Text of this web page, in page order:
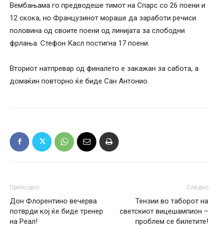
Вембањама го предводеше тимот на Спарс со 26 поени и
12 скока, но Французинот мораше да заработи речиси
половина од своите поени од линијата за слободни
фрлања. Стефон Касл постигна 17 поени.
Вториот натпревар од финалето е закажан за сабота, а
домаќин повторно ќе биде Сан Антонио.
Претходно
Дон Флорентино вечерва
потврди кој ќе биде тренер
на Реал!
Следно
Тензии во таборот на
светскиот вицешампион –
проблем се билетите!